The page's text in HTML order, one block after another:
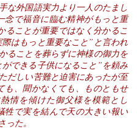
な外国語実力より一人のたまし
念で福音に臨む精神がもっと重
ることが重要ではなく分かるこ
はもっと重要なこと”と言われ
ることを葬らずに神様の御力を
できる子供になること”を頼み
だしい苦難と迫害にあったが至
も、聞かなくても、ものともせ
情を傾けた御父様を模範とし
牲で実を結んで天の大きい報い
た。